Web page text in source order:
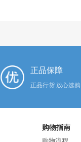
正品保障
正品行货 放心选购
购物指南